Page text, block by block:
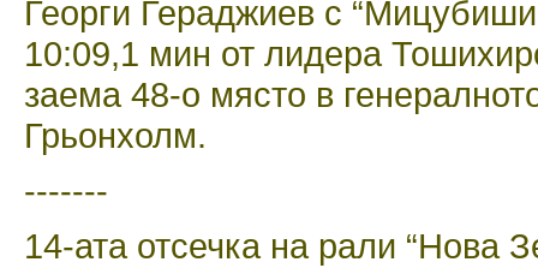
Георги Гераджиев с
10:09,1 мин от лидера
заема 48-о място в
Грьонхолм.
-------
14-ата отсечка на рали “Нова